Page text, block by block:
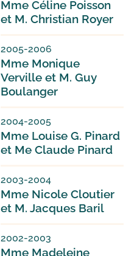
Mme Céline Poisson
et M. Christian Royer
2005-2006
Mme Monique
Verville et M. Guy
Boulanger
2004-2005
Mme Louise G. Pinard
et Me Claude Pinard
2003-2004
Mme Nicole Cloutier
et M. Jacques Baril
2002-2003
Mme Madeleine